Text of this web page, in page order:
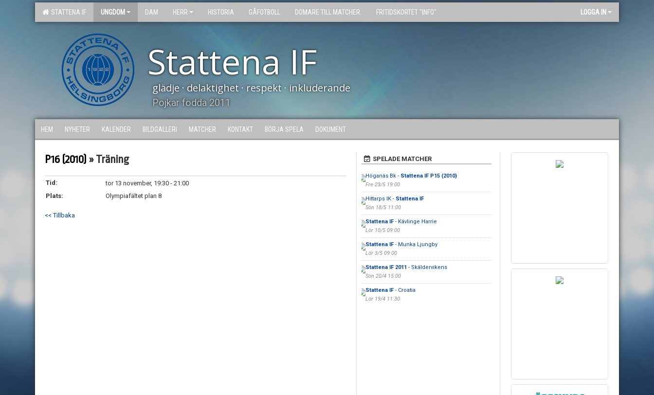
STATTENA IF UNGDOM DAM HERR HISTORIA GÅFOTBOLL DOMARE TILL MATCHER. FRITIDSKORTET "INFO" LOGGA IN
Stattena IF
glädje · delaktighet · respekt · inkluderande
Pojkar födda 2011
HEM NYHETER KALENDER BILDGALLERI MATCHER KONTAKT BÖRJA SPELA DOKUMENT
P16 (2010) » Träning
Tid:
tor 13 november, 19:30 - 21:00
Plats:
Olympiafältet plan 8
<< Tillbaka
SPELADE MATCHER
Höganäs Bk - Stattena IF P15 (2010)
Fre 23/5 19:00
Hittarps IK - Stattena IF
Sön 18/5 11:00
Stattena IF- Kävlinge Harrie
Lör 10/5 09:00
Stattena IF- Munka Ljungby
Lör 3/5 09:00
Stattena IF 2011 - Skäldervikens
Sön 20/4 15:00
Stattena IF- Croatia
Lör 19/4 11:30